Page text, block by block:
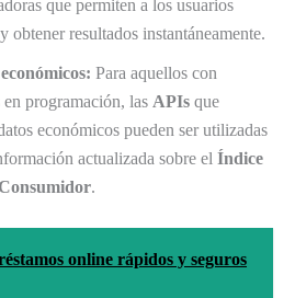
que permiten a los usuarios
obtener resultados instantáneamente.
Para aquellos con
programación, las APIs que
económicos pueden ser utilizadas
actualizada sobre el Índice
.
online rápidos y seguros